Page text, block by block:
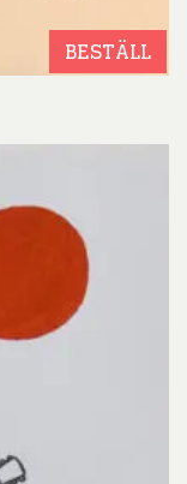
BESTÄLL